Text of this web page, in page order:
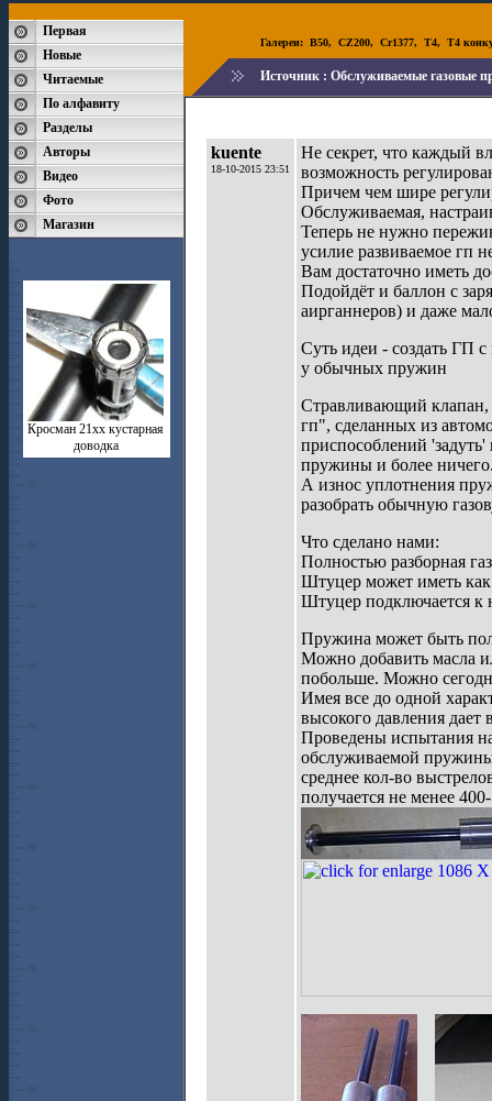
Первая
Новые
Читаемые
По алфавиту
Разделы
Авторы
Видео
Фото
Магазин
Кросман 21хх кустарная
доводка
Галереи: B50, CZ200, Cr1377, T4, T4
Источник : Обслуживаемые газовые
kuente
18-10-2015 23:51
Не секрет, что каждый
возможность
Причем чем шире
Обслуживаемая,
Теперь не нужно
усилие развиваемое гп
Вам достаточно иметь
Подойдёт и баллон с
аирганнеров) и даже
Суть идеи - создать ГП
у обычных пружин
Стравливающий клапан,
гп", сделанных из
приспособлений
пружины и более
А износ уплотнения
разобрать обычную
Что сделано нами:
Полностью разборная
Штуцер может иметь как
Штуцер подключается к
Пружина может быть
Можно добавить масла
побольше. Можно
Имея все до одной
высокого давления дает
Проведены испытания
обслуживаемой
среднее кол-во
получается не менее